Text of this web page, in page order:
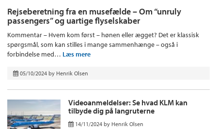
Rejseberetning fra en musefælde – Om “unruly
passengers” og uartige flyselskaber
Kommentar – Hvem kom først – hønen eller ægget? Det er klassisk
spørgsmål, som kan stilles i mange sammenhænge – også i
forbindelse med… Læs mere
05/10/2024 by Henrik Olsen
Videoanmeldelser: Se hvad KLM kan
tilbyde dig på langruterne
14/11/2024 by Henrik Olsen